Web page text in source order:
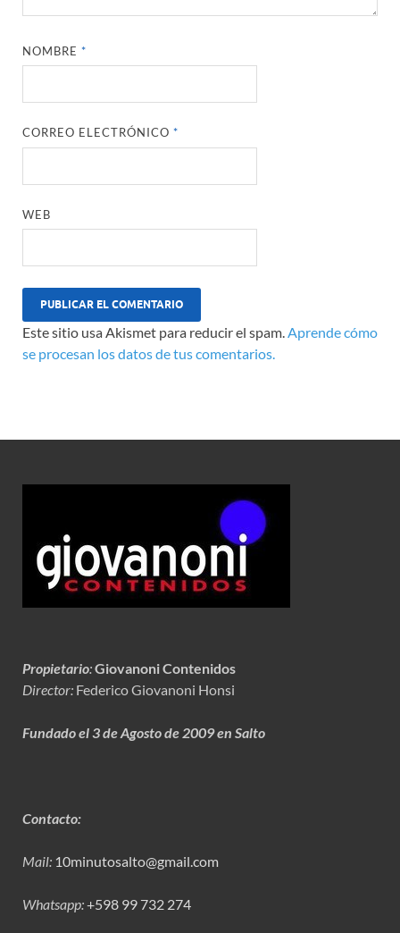
NOMBRE*
CORREO ELECTRÓNICO*
WEB
Este sitio usa Akismet para reducir el spam.Aprende cómo
se procesan los datos de tus comentarios.
Propietario:Giovanoni Contenidos
Director: Federico Giovanoni Honsi
Fundado el 3 de Agosto de 2009 en Salto
Contacto:
Mail: 10minutosalto@gmail.com
Whatsapp:+598 99 732 274